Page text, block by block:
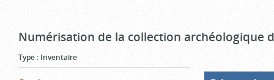
Numérisation de la collection archéologique
Type : Inventaire